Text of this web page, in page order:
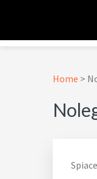
navigazione
contenuto
piè
footer
In Tutta
Home >